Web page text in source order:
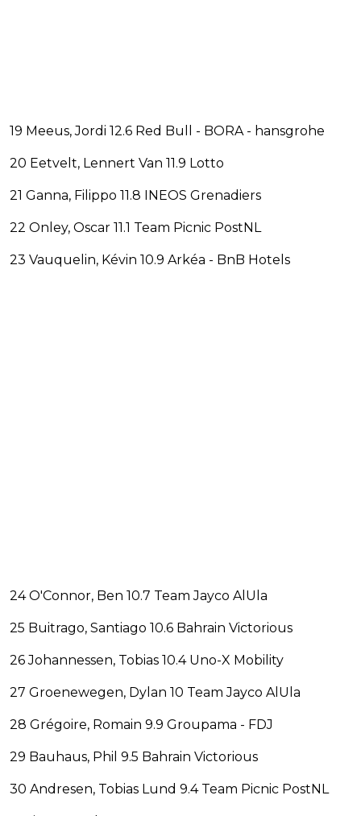
19 Meeus, Jordi 12.6 Red Bull - BORA - hansgrohe
20 Eetvelt, Lennert Van 11.9 Lotto
21 Ganna, Filippo 11.8 INEOS Grenadiers
22 Onley, Oscar 11.1 Team Picnic PostNL
23 Vauquelin, Kévin 10.9 Arkéa - BnB Hotels
24 O'Connor, Ben 10.7 Team Jayco AlUla
25 Buitrago, Santiago 10.6 Bahrain Victorious
26 Johannessen, Tobias 10.4 Uno-X Mobility
27 Groenewegen, Dylan 10 Team Jayco AlUla
28 Grégoire, Romain 9.9 Groupama - FDJ
29 Bauhaus, Phil 9.5 Bahrain Victorious
30 Andresen, Tobias Lund 9.4 Team Picnic PostNL